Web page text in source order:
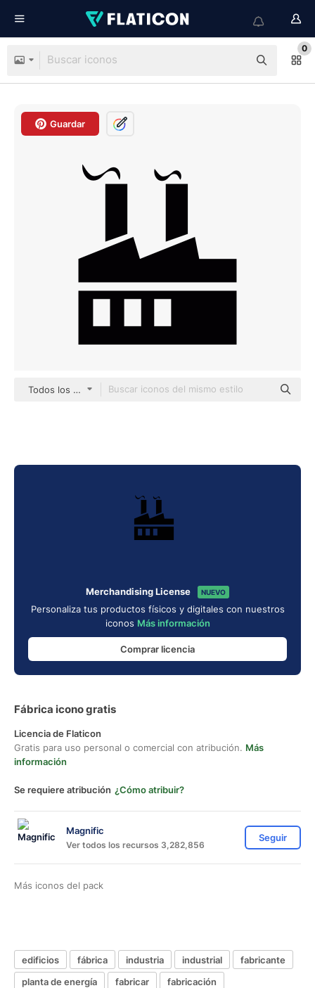
0
Guardar
Todos los estilos
Merchandising License NUEVO
Personaliza tus productos físicos y digitales con nuestros
iconos Más información
Comprar licencia
Fábrica icono gratis
Licencia de Flaticon
Gratis para uso personal o comercial con atribución. Más
información
Se requiere atribución ¿Cómo atribuir?
Magnific
Ver todos los recursos 3,282,856
Seguir
Más iconos del pack
edificios fábrica industria industrial
fabricante
planta de energía
fabricar fabricación